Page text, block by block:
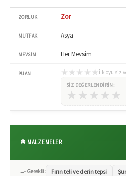
ZORLUK Zor
MUTFAK Asya
MEVSIM Her Mevsim
PUAN ★ ★ ★ ★ ★ İlk oyu siz
SIZ DEĞERLENDIRIN:
★ ★ ★ ★ ★
🧅 MALZEMELER
🍳 Gerekli: Fırın teli ve derin tepsi